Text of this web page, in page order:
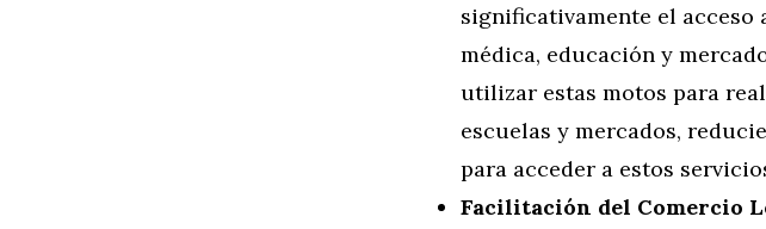
significativamente el acceso
médica, educación y
utilizar estas motos para
escuelas y mercados,
para acceder a estos
Facilitación del Comercio